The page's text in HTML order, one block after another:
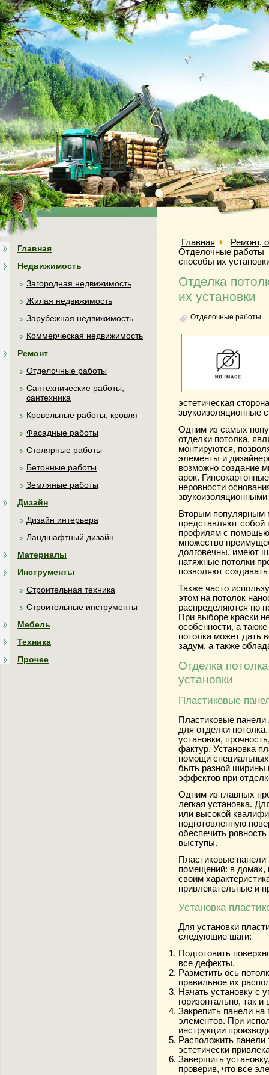
Главная
Недвижимость
Загородная недвижимость
Жилая недвижимость
Зарубежная недвижимость
Коммерческая недвижимость
Ремонт
Отделочные работы
Сантехнические работы,
сантехника
Кровельные работы, кровля
Фасадные работы
Столярные работы
Бетонные работы
Земляные работы
Дизайн
Дизайн интерьера
Ландшафтный дизайн
Материалы
Инструменты
Строительная техника
Строительные инструменты
Мебель
Техника
Прочее
Главная
Ремонт,
Отделочные работы
способы их
Отделка
их установки
Отделочные работы
эстетическая
звукоизоляционные
Одним из самых
отделки потолка,
монтируются,
элементы и
возможно создание
арок.
неровности
Вторым популярным
представляют собой
профилям с помощью
множество
долговечны, имеют
натяжные потолки
позволяют
Также часто
этом на потолок
распределяются по
При выборе краски
особенности, а
потолка может дать
задум, а также
Отделка
установки
Пластиковые
Пластиковые
для отделки
установки,
фактур. Установка
помощи
быть разной ширины
эффектов при
Одним из главных
легкая установка.
или высокой
подготовленную
обеспечить
выступы.
Пластиковые
помещений: в домах,
своим
привлекательные и
Установка
Для установки
следующие шаги:
Подготовить
все дефекты.
Разметить ось
правильное их
Начать установку с
горизонтально, так и
Закрепить панели
элементов. При
инструкции
Расположить
эстетически
Завершить
проверив, что все